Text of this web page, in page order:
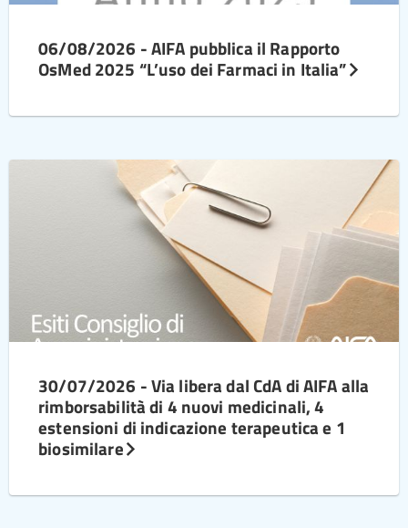
06/08/2026 - AIFA pubblica il Rapporto
OsMed 2025 “L’uso dei Farmaci in Italia”
30/07/2026 - Via libera dal CdA di AIFA alla
rimborsabilità di 4 nuovi medicinali, 4
estensioni di indicazione terapeutica e 1
biosimilare